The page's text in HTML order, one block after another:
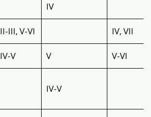
IV
II-III, V-VI IV, VII
IV-V V V-VI
IV-V